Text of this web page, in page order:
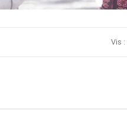
Vis :